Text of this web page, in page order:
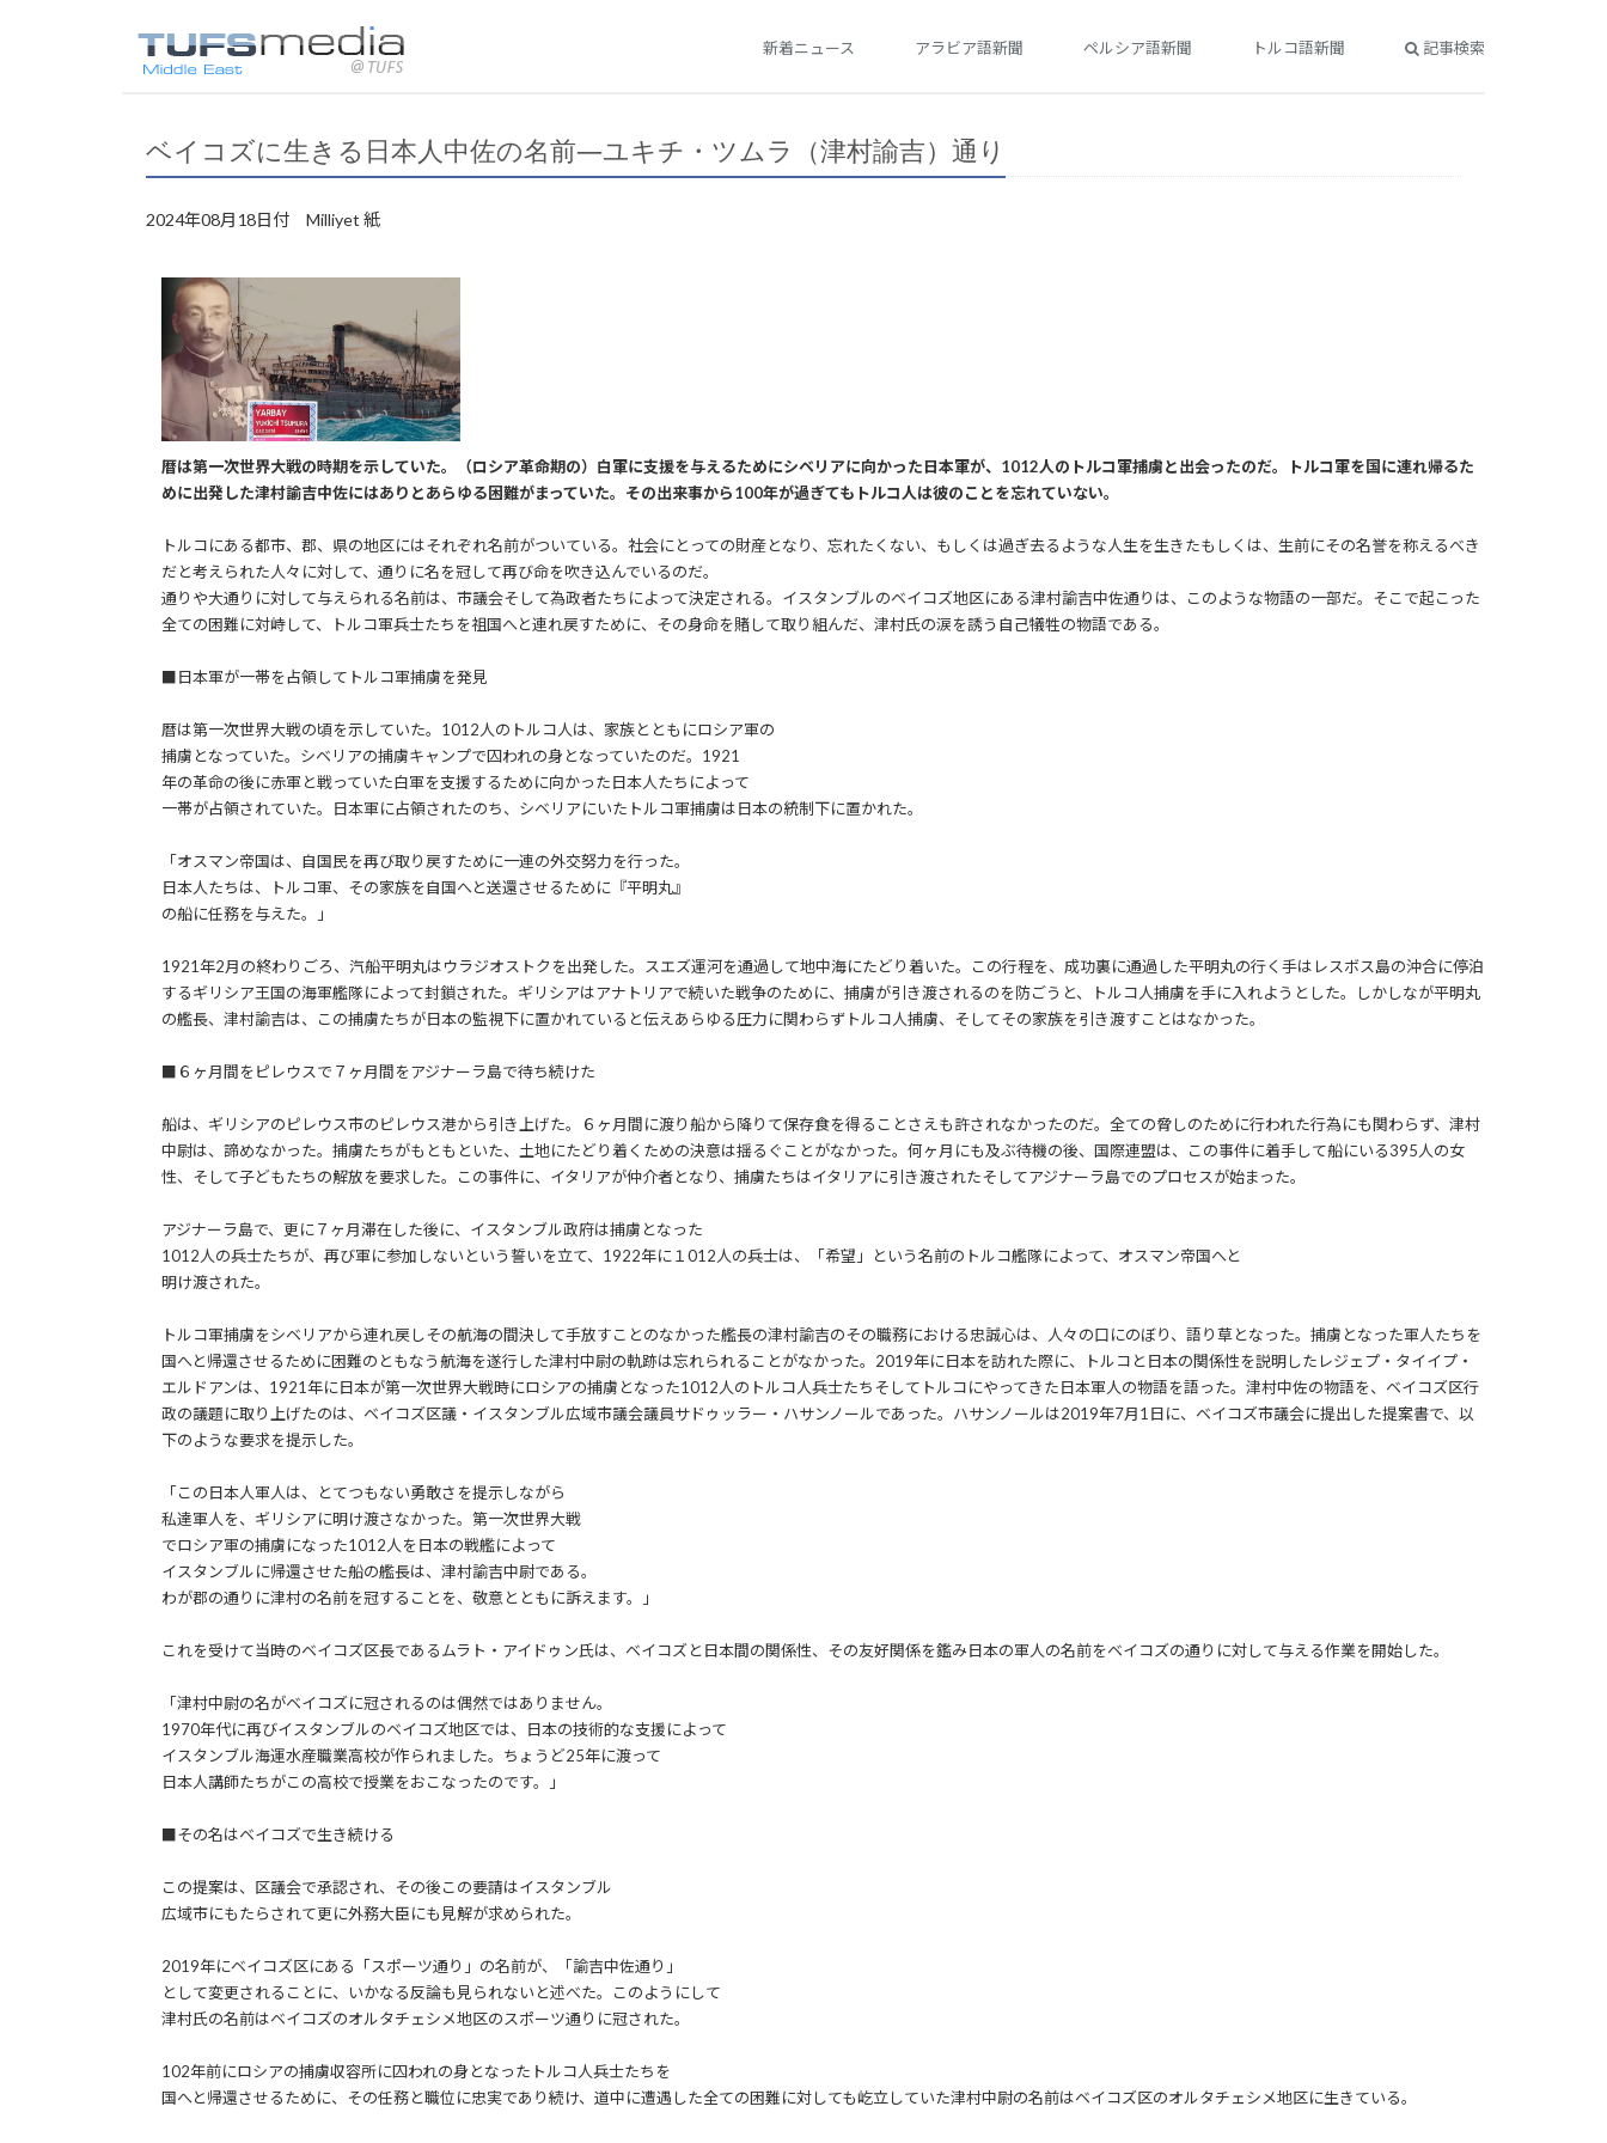
新着ニュース アラビア語新聞 ペルシア語新聞 トルコ語新聞 記事検索
ベイコズに生きる日本人中佐の名前―ユキチ・ツムラ（津村諭吉）通り
2024年08月18日付 Milliyet 紙
暦は第一次世界大戦の時期を示していた。（ロシア革命期の）白軍に支援を与えるためにシベリアに向かった日本軍が、1012人のトルコ軍捕虜と出会ったのだ。トルコ軍を国に連れ帰るた
めに出発した津村諭吉中佐にはありとあらゆる困難がまっていた。その出来事から100年が過ぎてもトルコ人は彼のことを忘れていない。
トルコにある都市、郡、県の地区にはそれぞれ名前がついている。社会にとっての財産となり、忘れたくない、もしくは過ぎ去るような人生を生きたもしくは、生前にその名誉を称えるべき
だと考えられた人々に対して、通りに名を冠して再び命を吹き込んでいるのだ。
通りや大通りに対して与えられる名前は、市議会そして為政者たちによって決定される。イスタンブルのベイコズ地区にある津村諭吉中佐通りは、このような物語の一部だ。そこで起こった
全ての困難に対峙して、トルコ軍兵士たちを祖国へと連れ戻すために、その身命を賭して取り組んだ、津村氏の涙を誘う自己犠牲の物語である。
■日本軍が一帯を占領してトルコ軍捕虜を発見
暦は第一次世界大戦の頃を示していた。1012人のトルコ人は、家族とともにロシア軍の
捕虜となっていた。シベリアの捕虜キャンプで囚われの身となっていたのだ。1921
年の革命の後に赤軍と戦っていた白軍を支援するために向かった日本人たちによって
一帯が占領されていた。日本軍に占領されたのち、シベリアにいたトルコ軍捕虜は日本の統制下に置かれた。
「オスマン帝国は、自国民を再び取り戻すために一連の外交努力を行った。
日本人たちは、トルコ軍、その家族を自国へと送還させるために『平明丸』
の船に任務を与えた。」
1921年2月の終わりごろ、汽船平明丸はウラジオストクを出発した。スエズ運河を通過して地中海にたどり着いた。この行程を、成功裏に通過した平明丸の行く手はレスボス島の沖合に停泊
するギリシア王国の海軍艦隊によって封鎖された。ギリシアはアナトリアで続いた戦争のために、捕虜が引き渡されるのを防ごうと、トルコ人捕虜を手に入れようとした。しかしなが平明丸
の艦長、津村諭吉は、この捕虜たちが日本の監視下に置かれていると伝えあらゆる圧力に関わらずトルコ人捕虜、そしてその家族を引き渡すことはなかった。
■６ヶ月間をピレウスで７ヶ月間をアジナーラ島で待ち続けた
船は、ギリシアのピレウス市のピレウス港から引き上げた。６ヶ月間に渡り船から降りて保存食を得ることさえも許されなかったのだ。全ての脅しのために行われた行為にも関わらず、津村
中尉は、諦めなかった。捕虜たちがもともといた、土地にたどり着くための決意は揺るぐことがなかった。何ヶ月にも及ぶ待機の後、国際連盟は、この事件に着手して船にいる395人の女
性、そして子どもたちの解放を要求した。この事件に、イタリアが仲介者となり、捕虜たちはイタリアに引き渡されたそしてアジナーラ島でのプロセスが始まった。
アジナーラ島で、更に７ヶ月滞在した後に、イスタンブル政府は捕虜となった
1012人の兵士たちが、再び軍に参加しないという誓いを立て、1922年に１012人の兵士は、「希望」という名前のトルコ艦隊によって、オスマン帝国へと
明け渡された。
トルコ軍捕虜をシベリアから連れ戻しその航海の間決して手放すことのなかった艦長の津村諭吉のその職務における忠誠心は、人々の口にのぼり、語り草となった。捕虜となった軍人たちを
国へと帰還させるために困難のともなう航海を遂行した津村中尉の軌跡は忘れられることがなかった。2019年に日本を訪れた際に、トルコと日本の関係性を説明したレジェプ・タイイプ・
エルドアンは、1921年に日本が第一次世界大戦時にロシアの捕虜となった1012人のトルコ人兵士たちそしてトルコにやってきた日本軍人の物語を語った。津村中佐の物語を、ベイコズ区行
政の議題に取り上げたのは、ベイコズ区議・イスタンブル広域市議会議員サドゥッラー・ハサンノールであった。ハサンノールは2019年7月1日に、ベイコズ市議会に提出した提案書で、以
下のような要求を提示した。
「この日本人軍人は、とてつもない勇敢さを提示しながら
私達軍人を、ギリシアに明け渡さなかった。第一次世界大戦
でロシア軍の捕虜になった1012人を日本の戦艦によって
イスタンブルに帰還させた船の艦長は、津村諭吉中尉である。
わが郡の通りに津村の名前を冠することを、敬意とともに訴えます。」
これを受けて当時のベイコズ区長であるムラト・アイドゥン氏は、ベイコズと日本間の関係性、その友好関係を鑑み日本の軍人の名前をベイコズの通りに対して与える作業を開始した。
「津村中尉の名がベイコズに冠されるのは偶然ではありません。
1970年代に再びイスタンブルのベイコズ地区では、日本の技術的な支援によって
イスタンブル海運水産職業高校が作られました。ちょうど25年に渡って
日本人講師たちがこの高校で授業をおこなったのです。」
■その名はベイコズで生き続ける
この提案は、区議会で承認され、その後この要請はイスタンブル
広域市にもたらされて更に外務大臣にも見解が求められた。
2019年にベイコズ区にある「スポーツ通り」の名前が、「諭吉中佐通り」
として変更されることに、いかなる反論も見られないと述べた。このようにして
津村氏の名前はベイコズのオルタチェシメ地区のスポーツ通りに冠された。
102年前にロシアの捕虜収容所に囚われの身となったトルコ人兵士たちを
国へと帰還させるために、その任務と職位に忠実であり続け、道中に遭遇した全ての困難に対しても屹立していた津村中尉の名前はベイコズ区のオルタチェシメ地区に生きている。